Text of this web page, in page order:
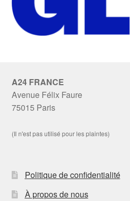
A24 FRANCE
Avenue Félix Faure
75015 Paris
(Il n'est pas utilisé pour les plaintes)
Politique de confidentialité
À propos de nous